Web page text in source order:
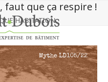
faut que ça respire !
HABITATION